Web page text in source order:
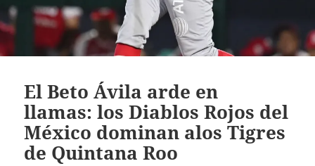
El Beto Ávila arde en
llamas: los Diablos Rojos del
México dominan alos Tigres
de Quintana Roo